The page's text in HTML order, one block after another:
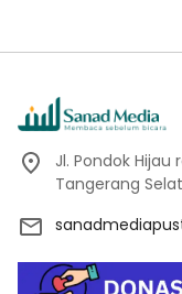
Jl. Pondok Hijau
Tangerang